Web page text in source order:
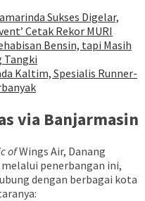
Sukses Digelar,
Cetak Rekor MURI
Bensin, tapi Masih
Tangki
Kaltim, Spesialis Runner-
via Banjarmasin
ofWings Air, Danang
penerbangan ini,
dengan berbagai kota